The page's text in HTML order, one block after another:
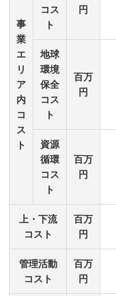
事
業
エ
リ
ア
内
コ
ス
ト
コス
ト
円
地球
環境
保全
コス
ト
百万
円
資源
循環
コス
ト
百万
円
上・下流
コスト
百万
円
管理活動
コスト
百万
円